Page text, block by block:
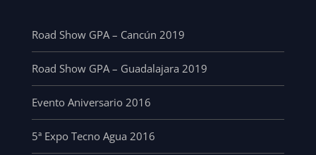
Road Show GPA – Cancún 2019
Road Show GPA – Guadalajara 2019
Evento Aniversario 2016
5ª Expo Tecno Agua 2016